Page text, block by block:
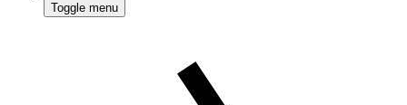
Toggle menu